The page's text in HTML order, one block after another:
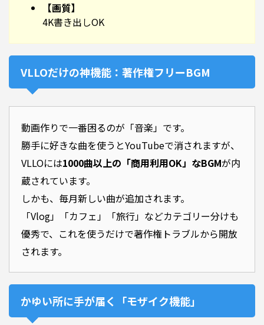
【画質】
4K書き出しOK
VLLOだけの神機能：著作権フリーBGM
動画作りで一番困るのが「音楽」です。
勝手に好きな曲を使うとYouTubeで消されますが、
VLLOには1000曲以上の「商用利用OK」なBGMが内
蔵されています。
しかも、毎月新しい曲が追加されます。
「Vlog」「カフェ」「旅行」などカテゴリー分けも
優秀で、これを使うだけで著作権トラブルから開放
されます。
かゆい所に手が届く「モザイク機能」